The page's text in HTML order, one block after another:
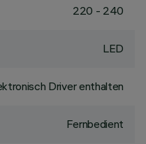
220 - 240
LED
Driver enthalten
Fernbedient